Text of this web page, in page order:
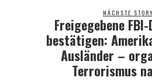
NÄCHSTE STORY
Next
post:
Freigegebene
bestätigen:
Ausländer –
Terrorismus